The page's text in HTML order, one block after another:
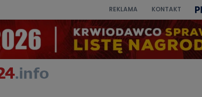
REKLAMA KONTAKT